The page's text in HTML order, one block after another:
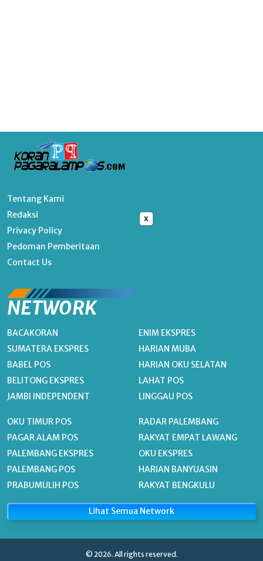
x
Tentang Kami
Redaksi
Privacy Policy
Pedoman Pemberitaan
Contact Us
NETWORK
BACAKORAN
SUMATERA EKSPRES
BABEL POS
BELITONG EKSPRES
JAMBI INDEPENDENT
ENIM EKSPRES
HARIAN MUBA
HARIAN OKU SELATAN
LAHAT POS
LINGGAU POS
OKU TIMUR POS
PAGAR ALAM POS
PALEMBANG EKSPRES
PALEMBANG POS
PRABUMULIH POS
RADAR PALEMBANG
RAKYAT EMPAT LAWANG
OKU EKSPRES
HARIAN BANYUASIN
RAKYAT BENGKULU
Lihat Semua Network
© 2026. All rights reserved.